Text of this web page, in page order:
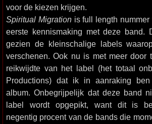
voor de kiezen krijgen.
Spiritual Migrationis full length nummer
eerste kennismaking met deze band.
gezien de kleinschalige labels
verschenen. Ook nu is met meer door
reikwijdte van het label (het totaal
Productions) dat ik in aanraking
album. Onbegrijpelijk dat deze band
label wordt opgepikt, want dit is
negentig procent van de bands die